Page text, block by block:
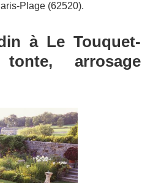
Plage (62520).
à Le Touquet-
arrosage